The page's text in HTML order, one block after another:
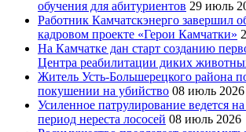
обучения для абитуриентов 29 июль
Работник Камчатскэнерго завершил
кадровом проекте «Герои Камчатки»
На Камчатке дан старт созданию
Центра реабилитации диких
Житель Усть-Большерецкого района
покушении на убийство 08 июль 2026
Усиленное патрулирование ведется
период нереста лососей 08 июль 2026